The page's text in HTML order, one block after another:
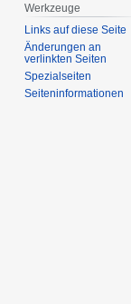
Werkzeuge
Links auf diese Seite
Änderungen an
verlinkten Seiten
Spezialseiten
Seiten­­informationen